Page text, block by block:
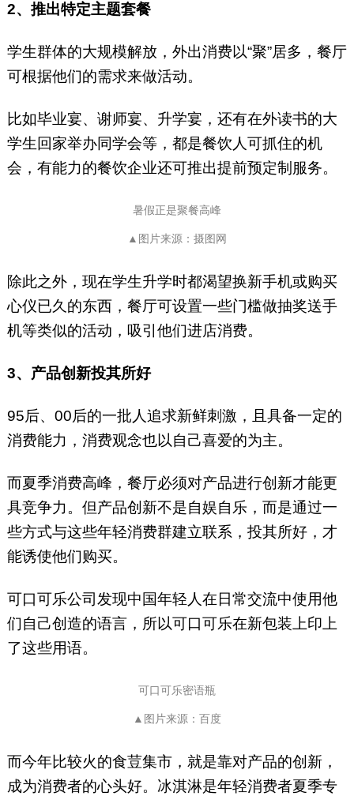
2、推出特定主题套餐
学生群体的大规模解放，外出消费以“聚”居多，餐厅
可根据他们的需求来做活动。
比如毕业宴、谢师宴、升学宴，还有在外读书的大
学生回家举办同学会等，都是餐饮人可抓住的机
会，有能力的餐饮企业还可推出提前预定制服务。
暑假正是聚餐高峰
▲图片来源：摄图网
除此之外，现在学生升学时都渴望换新手机或购买
心仪已久的东西，餐厅可设置一些门槛做抽奖送手
机等类似的活动，吸引他们进店消费。
3、产品创新投其所好
95后、00后的一批人追求新鲜刺激，且具备一定的
消费能力，消费观念也以自己喜爱的为主。
而夏季消费高峰，餐厅必须对产品进行创新才能更
具竞争力。但产品创新不是自娱自乐，而是通过一
些方式与这些年轻消费群建立联系，投其所好，才
能诱使他们购买。
可口可乐公司发现中国年轻人在日常交流中使用他
们自己创造的语言，所以可口可乐在新包装上印上
了这些用语。
可口可乐密语瓶
▲图片来源：百度
而今年比较火的食荳集市，就是靠对产品的创新，
成为消费者的心头好。冰淇淋是年轻消费者夏季专